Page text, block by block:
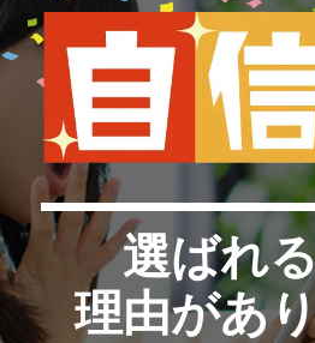
選ばれ
理由があ